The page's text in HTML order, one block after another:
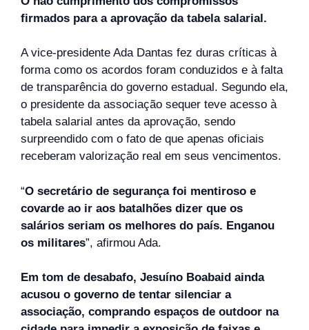
firmados para a aprovação da tabela salarial.
A vice-presidente Ada Dantas fez duras críticas à
forma como os acordos foram conduzidos e à falta
de transparência do governo estadual. Segundo ela,
o presidente da associação sequer teve acesso à
tabela salarial antes da aprovação, sendo
surpreendido com o fato de que apenas oficiais
receberam valorização real em seus vencimentos.
“O secretário de segurança foi mentiroso e
covarde ao ir aos batalhões dizer que os
salários seriam os melhores do país. Enganou
os militares”, afirmou Ada.
Em tom de desabafo, Jesuíno Boabaid ainda
acusou o governo de tentar silenciar a
associação, comprando espaços de outdoor na